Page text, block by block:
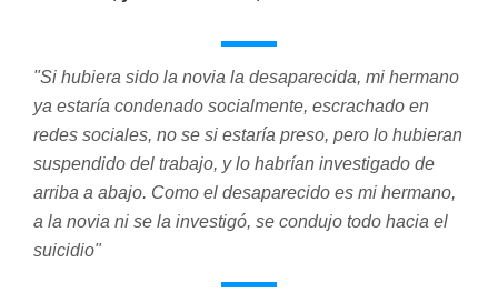
"Si hubiera sido la novia la desaparecida, mi hermano
ya estaría condenado socialmente, escrachado en
redes sociales, no se si estaría preso, pero lo hubieran
suspendido del trabajo, y lo habrían investigado de
arriba a abajo. Como el desaparecido es mi hermano,
a la novia ni se la investigó, se condujo todo hacia el
suicidio"